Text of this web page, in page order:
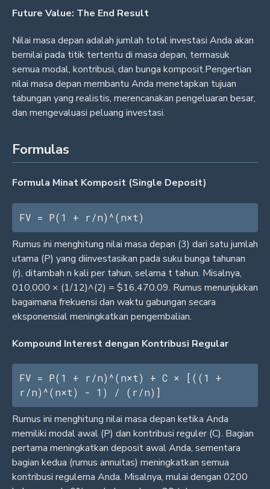
Future Value: The End Result
Nilai masa depan adalah jumlah total investasi Anda akan
bernilai pada titik tertentu di masa depan, termasuk
semua modal, kontribusi, dan bunga komposit.Pengertian
nilai masa depan membantu Anda menetapkan tujuan
tabungan yang realistis, merencanakan pengeluaran besar,
dan mengevaluasi peluang investasi.
Formulas
Formula Minat Komposit (Single Deposit)
FV = P(1 + r/n)^(n×t)
Rumus ini menghitung nilai masa depan (3) dari satu jumlah
utama (P) yang diinvestasikan pada suku bunga tahunan
(r), ditambah n kali per tahun, selama t tahun. Misalnya,
010,000 × (1/12)^(2) = $16,470.09. Rumus menunjukkan
bagaimana frekuensi dan waktu gabungan secara
eksponensial meningkatkan pengembalian.
Kompound Interest dengan Kontribusi Regular
FV = P(1 + r/n)^(n×t) + C × [((1 +
r/n)^(n×t) - 1) / (r/n)]
Rumus ini menghitung nilai masa depan ketika Anda
memiliki modal awal (P) dan kontribusi reguler (C). Bagian
pertama meningkatkan deposit awal Anda, sementara
bagian kedua (rumus annuitas) meningkatkan semua
kontribusi regulerna Anda. Misalnya, mulai dengan 0200